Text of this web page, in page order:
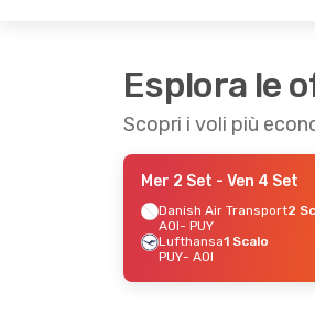
Esplora le
Scopri i voli più
Mer 2 Set - Ven 4 Set
Danish Air Transport2
AOI- PUY
Lufthansa1 Scalo
PUY- AOI